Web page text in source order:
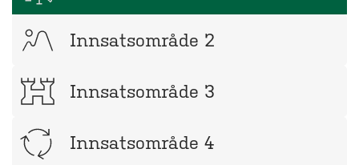
Innsatsområde 2
Innsatsområde 3
Innsatsområde 4